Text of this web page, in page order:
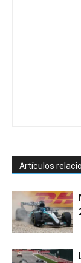
Artículos